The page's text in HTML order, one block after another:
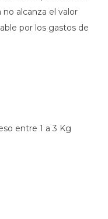
no alcanza el valor
por los gastos de
entre 1 a 3 Kg